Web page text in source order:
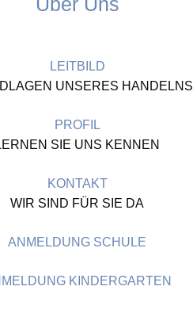
LEITBILD
UNSERES HANDELNS
PROFIL
SIE UNS KENNEN
KONTAKT
WIR SIND FÜR SIE DA
ANMELDUNG SCHULE
KINDERGARTEN